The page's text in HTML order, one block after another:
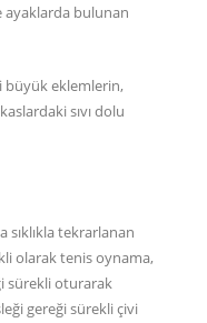
ayaklarda bulunan
büyük eklemlerin,
sıvı dolu
tekrarlanan
olarak tenis oynama,
sürekli oturarak
gereği sürekli çivi